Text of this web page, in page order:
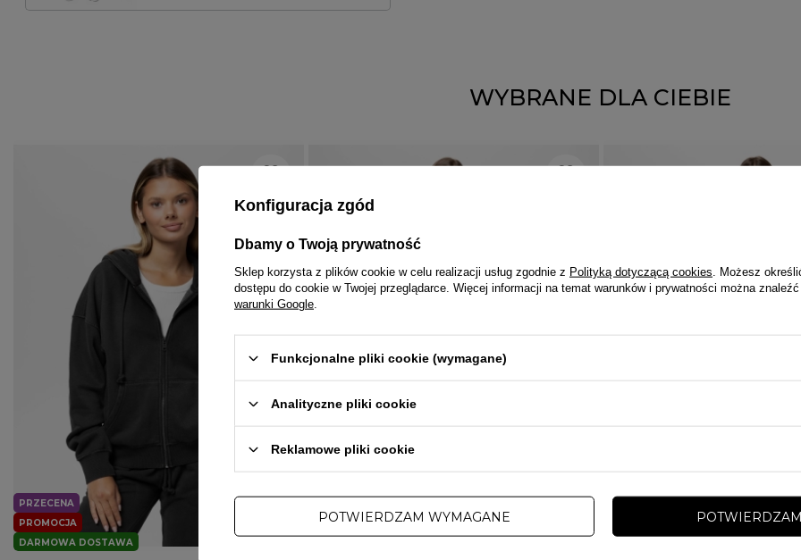
WYBRANE DLA CIEBIE
PROMOCJA
PRZECENA
DARMOWA DOSTAWA
PROMOCJA
PRZECENA
Konfiguracja zgód
Dbamy o Twoją prywatność
Sklep korzysta z plików cookie w celu realizacji usług zgodnie z Polityką dotyczącą cookies . Możesz
dostępu do cookie w Twojej przeglądarce. Więcej informacji na temat warunków i prywatności można
warunki Google
Funkcjonalne pliki cookie (wymagane)
Analityczne pliki cookie
Reklamowe pliki cookie
POTWIERDZAM WYMAGANE